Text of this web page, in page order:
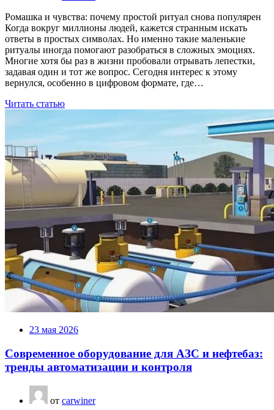
Ромашка и чувства: почему простой ритуал снова популярен
Когда вокруг миллионы людей, кажется странным искать
ответы в простых символах. Но именно такие маленькие
ритуалы иногда помогают разобраться в сложных эмоциях.
Многие хотя бы раз в жизни пробовали отрывать лепестки,
задавая один и тот же вопрос. Сегодня интерес к этому
вернулся, особенно в цифровом формате, где…
Читать статью
23 мая 2026
Современное оборудование для АЗС и нефтебаз:
тренды автоматизации и контроля
от carwiner